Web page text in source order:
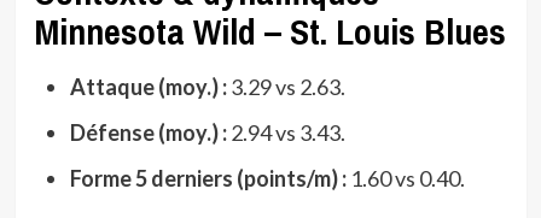
Minnesota Wild – St. Louis Blues
Attaque (moy.) :3.29 vs 2.63.
Défense (moy.) :2.94 vs 3.43.
Forme 5 derniers (points/m) :1.60 vs 0.40.